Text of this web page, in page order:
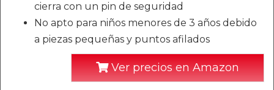
cierra con un pin de seguridad
No apto para niños menores de 3 años debido
a piezas pequeñas y puntos afilados
Ver precios en Amazon